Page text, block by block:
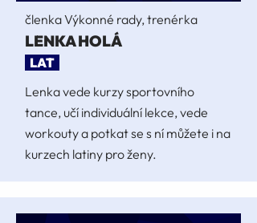
členka Výkonné rady, trenérka
LENKA HOLÁ
LAT
Lenka vede kurzy sportovního
tance, učí individuální lekce, vede
workouty a potkat se s ní můžete i na
kurzech latiny pro ženy.